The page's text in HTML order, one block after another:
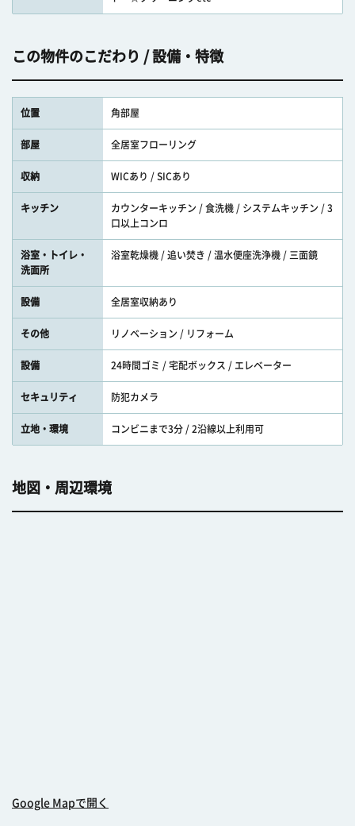
この物件のこだわり / 設備・特徴
位置 角部屋
部屋 全居室フローリング
収納 WICあり / SICあり
キッチン
カウンターキッチン / 食洗機 / システムキッチン / 3
口以上コンロ
浴室・トイレ・
洗面所
浴室乾燥機 / 追い焚き / 温水便座洗浄機 / 三面鏡
設備 全居室収納あり
その他 リノベーション / リフォーム
設備 24時間ゴミ / 宅配ボックス / エレベーター
セキュリティ 防犯カメラ
立地・環境 コンビニまで3分 / 2沿線以上利用可
地図・周辺環境
Google Mapで開く